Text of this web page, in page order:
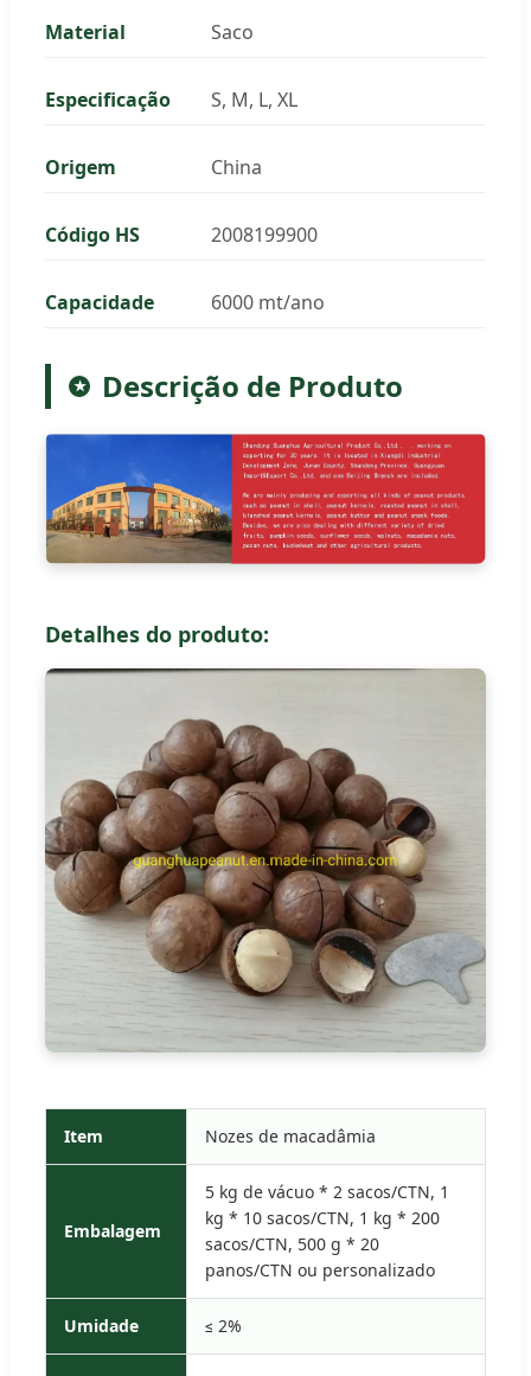
Material Saco
Especificação S, M, L, XL
Origem China
Código HS 2008199900
Capacidade 6000 mt/ano
★ Descrição de Produto
Detalhes do produto:
Item Nozes de macadâmia
Embalagem
5 kg de vácuo * 2 sacos/CTN, 1
kg * 10 sacos/CTN, 1 kg * 200
sacos/CTN, 500 g * 20
panos/CTN ou personalizado
Umidade ≤ 2%